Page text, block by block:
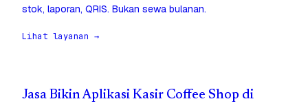
stok, laporan, QRIS. Bukan sewa bulanan.
Lihat layanan →
Jasa Bikin Aplikasi Kasir Coffee Shop di